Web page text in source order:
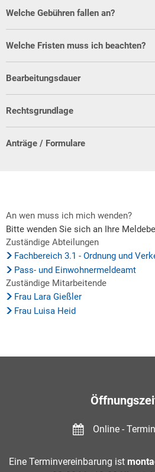
Welche Gebühren fallen an?
Welche Fristen muss ich beachten?
Bearbeitungsdauer
Rechtsgrundlage
Anträge / Formulare
An wen muss ich mich wenden?
Bitte wenden Sie sich an Ihre
Zuständige Abteilungen
Fachbereich 3.1 - Ordnung und
Pass- und Einwohnermeldeamt
Zuständige Mitarbeitende
Frau Lara Gießler
Frau Luisa Heid
Online -
Eine Terminvereinbarung ist